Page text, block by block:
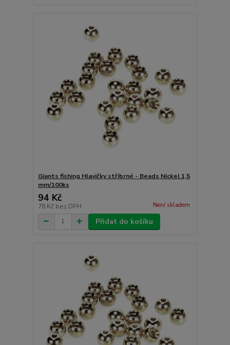
Giants fishing Hlavičky stříbrné - Beads Nickel 1,5
mm/100ks
94 Kč
78 Kč bez DPH Není skladem
Přidat do košíku